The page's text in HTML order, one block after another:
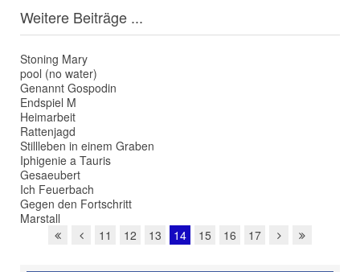
Weitere Beiträge ...
Stoning Mary
pool (no water)
Genannt Gospodin
Endspiel M
Heimarbeit
Rattenjagd
Stillleben in einem Graben
Iphigenie a Tauris
Gesaeubert
Ich Feuerbach
Gegen den Fortschritt
Marstall
11
12 13 14 15 16 17